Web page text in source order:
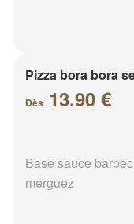
Pizza bora bora
Dès 13.90 €
Base sauce
merguez